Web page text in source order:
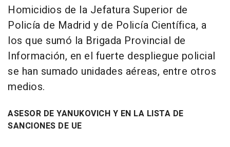
Homicidios de la Jefatura Superior de
Policía de Madrid y de Policía Científica, a
los que sumó la Brigada Provincial de
Información, en el fuerte despliegue policial
se han sumado unidades aéreas, entre otros
medios.
ASESOR DE YANUKOVICH Y EN LA LISTA DE
SANCIONES DE UE